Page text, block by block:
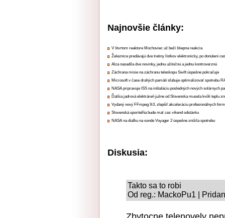
Najnovšie články:
V štvrtom reaktore Mochoviec už beží štiepna reakcia
Železnice predávajú dve tretiny lístkov elektronicky, po donútení
Alza nasadila dve novinky, jednu užitočnú a jednu kontroverznú
Záchrana misie na záchranu teleskopu Swift úspešne pokračuje
Microsoft v čase drahých pamätí sľubuje optimalizovať spotrebu
NASA pripravuje ISS na inštaláciu posledných nových solárnych
Ďalšia jadrová elektráreň južne od Slovenska musela kvôli teplu
Vydaný nový FFmpeg 9.0, zlepšil akceleráciu profesionálnych
Slovenská sporiteľňa bude mať cez víkend odstávku
NASA na diaľku na sonde Voyager 2 úspešne znížila spotrebu
Diskusia:
Takto sa to robi
Od reg.: MackoPu1 |